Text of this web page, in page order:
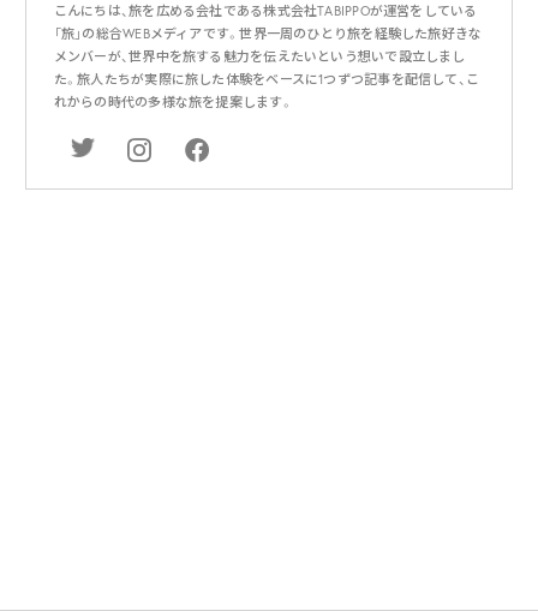
こんにちは、旅を広める会社である株式会社TABIPPOが運営をしている
「旅」の総合WEBメディアです。世界一周のひとり旅を経験した旅好きな
メンバーが、世界中を旅する魅力を伝えたいという想いで設立しまし
た。旅人たちが実際に旅した体験をベースに1つずつ記事を配信して、こ
れからの時代の多様な旅を提案します。